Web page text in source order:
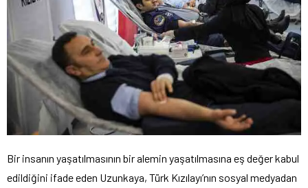
Bir insanın yaşatılmasının bir alemin yaşatılmasına eş değer kabul
edildiğini ifade eden Uzunkaya, Türk Kızılayı’nın sosyal medyadan